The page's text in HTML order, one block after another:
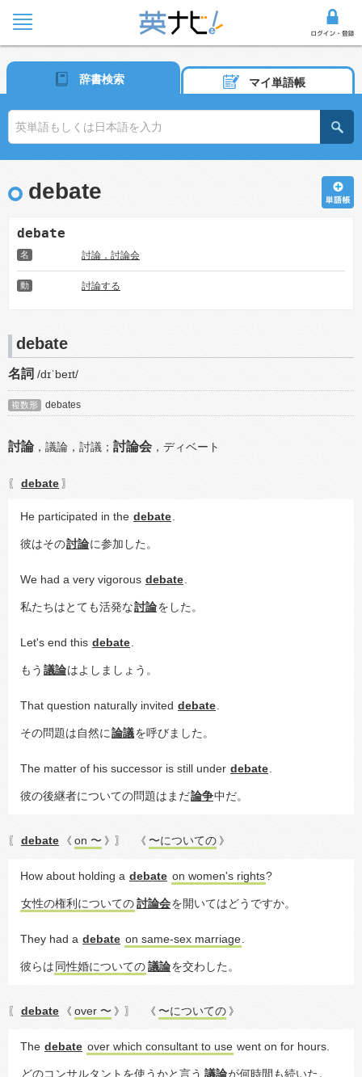
辞書検索 マイ単語帳
debate
debate
名 討論，討論会
動 討論する
debate
名詞 /dɪˈbeɪt/
複数形 debates
討論， 議論， 討議； 討論会 ， ディベート
〖 debate 〗
He participated in the debate
彼はその討論に参加した。
We had a very vigorous debate
私たちはとても活発な討論をした。
Let's end this debate
もう 議論はよしましょう。
That question naturally invited debate
その問題は自然に論議を呼びました。
The matter of his successor is still under debate
彼の後継者についての問題はまだ論争中だ。
〖 debate 《 on 〜 》〗 《 〜についての 》
How about holding a debate on women's rights?
女性の権利についての討論会を開いてはどうですか。
They had a debate on same-sex marriage
彼らは同性婚についての議論を交わした。
〖 debate 《 over 〜 》〗 《 〜についての 》
The debate over which consultant to use went on for hours.
どのコンサルタントを使うかと言う 議論が何時間も続いた。